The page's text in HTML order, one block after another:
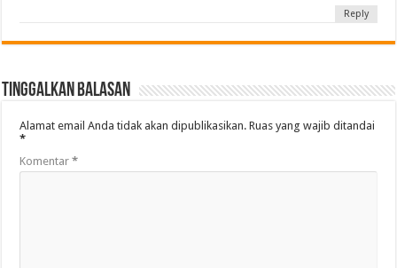
Reply
Tinggalkan Balasan
Alamat email Anda tidak akan dipublikasikan. Ruas yang wajib ditandai
*
Komentar*